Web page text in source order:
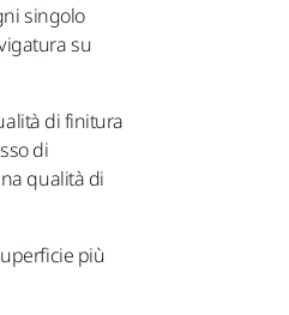
singolo
su
di finitura
di
qualità di
più